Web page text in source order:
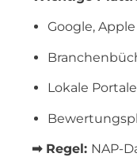
Google,
Lokale
➡ Regel: NAP-